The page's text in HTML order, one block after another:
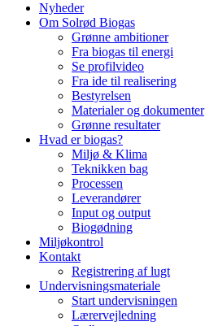
Nyheder
Om Solrød Biogas
Grønne ambitioner
Fra biogas til energi
Se profilvideo
Fra ide til realisering
Bestyrelsen
Materialer og dokumenter
Grønne resultater
Hvad er biogas?
Miljø & Klima
Teknikken bag
Processen
Leverandører
Input og output
Biogødning
Miljøkontrol
Kontakt
Registrering af lugt
Undervisningsmateriale
Start undervisningen
Lærervejledning